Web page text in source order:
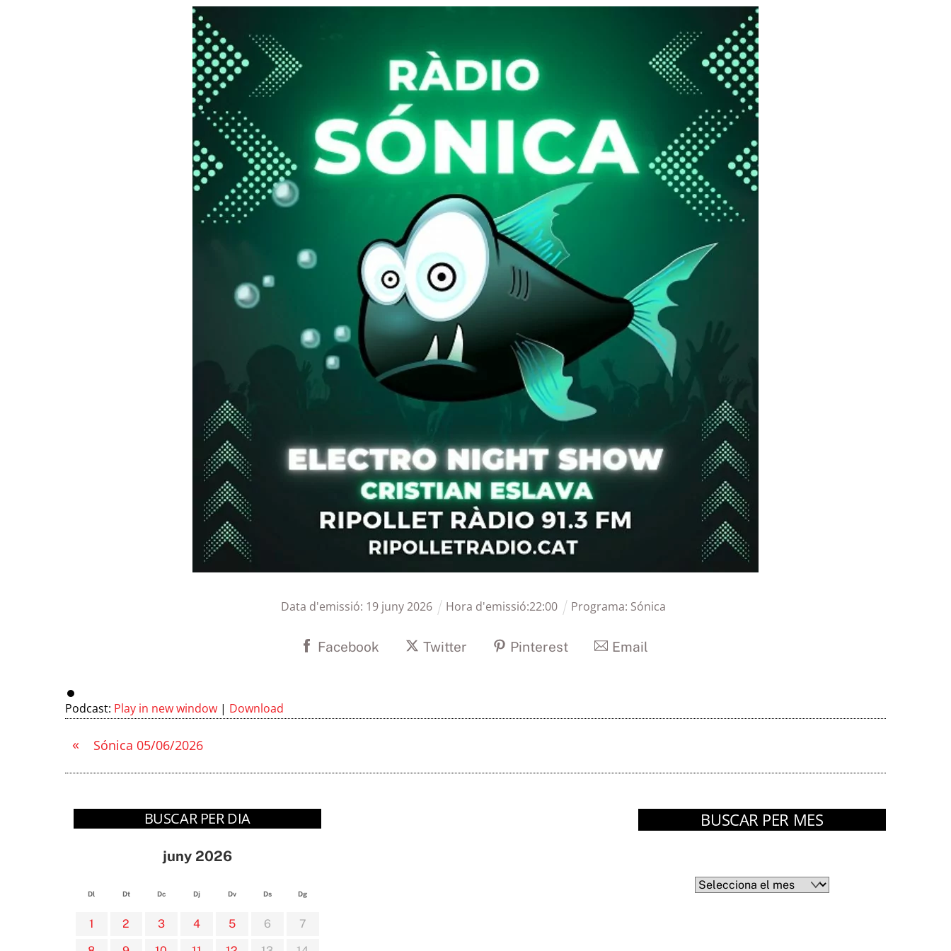
Data d'emissió: 19 juny2026 Hora d'emissió:22:00 Programa: Sónica
Facebook Twitter Pinterest Email
Podcast: Play in new window | Download
« Sónica 05/06/2026
BUSCAR PER DIA
juny 2026
Dl Dt Dc Dj Dv Ds Dg
1 2 3 4 5 6
7
BUSCAR PER MES
Arxius